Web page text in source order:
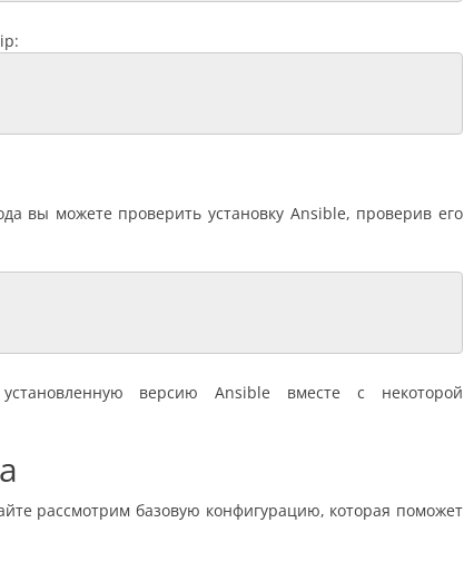
вы можете проверить установку Ansible, проверив его
версию Ansible вместе с некоторой
рассмотрим базовую конфигурацию, которая поможет